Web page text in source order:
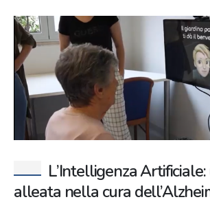
L’Intelligenza
alleata nella cura